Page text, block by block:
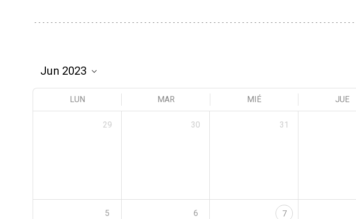
LUN MAR MIÉ JUE
29 30 31
5 6 7